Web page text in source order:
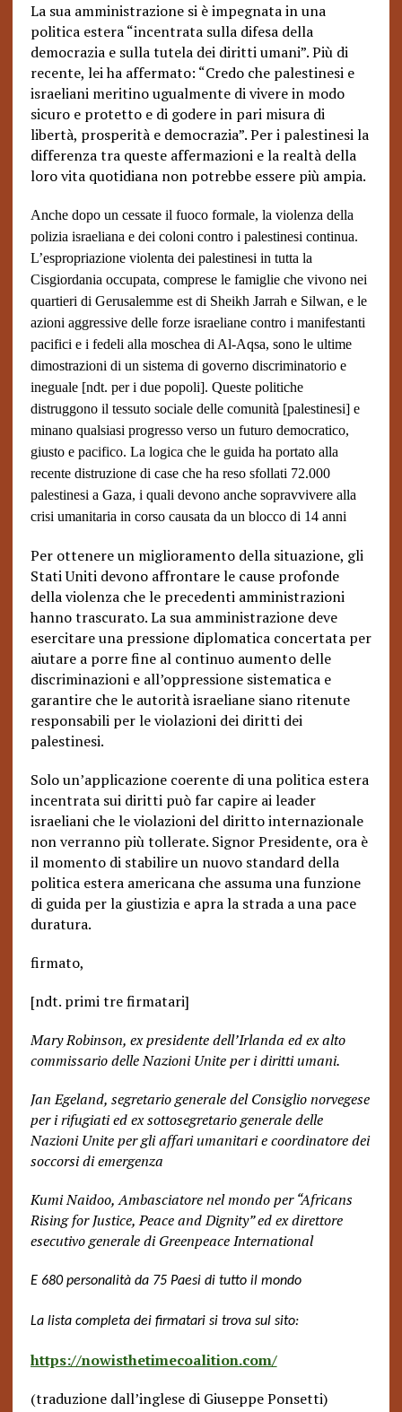
La sua amministrazione si è impegnata in una
politica estera “incentrata sulla difesa della
democrazia e sulla tutela dei diritti umani”. Più di
recente, lei ha affermato: “Credo che palestinesi e
israeliani meritino ugualmente di vivere in modo
sicuro e protetto e di godere in pari misura di
libertà, prosperità e democrazia”. Per i palestinesi la
differenza tra queste affermazioni e la realtà della
loro vita quotidiana non potrebbe essere più ampia.
Anche dopo un cessate il fuoco formale, la violenza della
polizia israeliana e dei coloni contro i palestinesi continua.
L’espropriazione violenta dei palestinesi in tutta la
Cisgiordania occupata, comprese le famiglie che vivono nei
quartieri di Gerusalemme est di Sheikh Jarrah e Silwan, e le
azioni aggressive delle forze israeliane contro i manifestanti
pacifici e i fedeli alla moschea di Al-Aqsa, sono le ultime
dimostrazioni di un sistema di governo discriminatorio e
ineguale [ndt. per i due popoli]. Queste politiche
distruggono il tessuto sociale delle comunità [palestinesi] e
minano qualsiasi progresso verso un futuro democratico,
giusto e pacifico. La logica che le guida ha portato alla
recente distruzione di case che ha reso sfollati 72.000
palestinesi a Gaza, i quali devono anche sopravvivere alla
crisi umanitaria in corso causata da un blocco di 14 anni
Per ottenere un miglioramento della situazione, gli
Stati Uniti devono affrontare le cause profonde
della violenza che le precedenti amministrazioni
hanno trascurato. La sua amministrazione deve
esercitare una pressione diplomatica concertata per
aiutare a porre fine al continuo aumento delle
discriminazioni e all’oppressione sistematica e
garantire che le autorità israeliane siano ritenute
responsabili per le violazioni dei diritti dei
palestinesi.
Solo un’applicazione coerente di una politica estera
incentrata sui diritti può far capire ai leader
israeliani che le violazioni del diritto internazionale
non verranno più tollerate. Signor Presidente, ora è
il momento di stabilire un nuovo standard della
politica estera americana che assuma una funzione
di guida per la giustizia e apra la strada a una pace
duratura.
firmato,
[ndt. primi tre firmatari]
Mary Robinson, ex presidente dell’Irlanda ed ex alto
commissario delle Nazioni Unite per i diritti umani.
Jan Egeland, segretario generale del Consiglio norvegese
per i rifugiati ed ex sottosegretario generale delle
Nazioni Unite per gli affari umanitari e coordinatore dei
soccorsi di emergenza
Kumi Naidoo, Ambasciatore nel mondo per “Africans
Rising for Justice, Peace and Dignity” ed ex direttore
esecutivo generale di Greenpeace International
E 680 personalità da 75 Paesi di tutto il mondo
La lista completa dei firmatari si trova sul sito:
https://nowisthetimecoalition.com/
(traduzione dall’inglese di Giuseppe Ponsetti)